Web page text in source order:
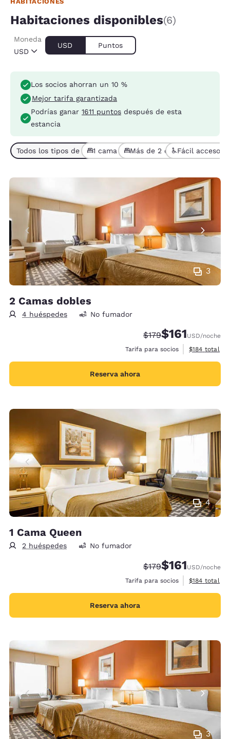
Habitaciones disponibles(6)
USD
Moneda
USD Puntos
Los socios ahorran un 10 %
Mejor tarifa garantizada
Podrías ganar 1611 puntos después de esta
estancia
Todos los tipos de habitaciones (6)
1 cama (3)Más de 2 camas (3)Fácil acceso (1)
3
2 Camas dobles
4 huéspedes No fumador
Tarifa tachada:
$179Tarifa reducida:
$161USD/noche
Tarifa para socios
Ver detalles
$184 total
Reserva ahora
4
1 Cama Queen
2 huéspedes No fumador
Tarifa tachada:
$179Tarifa reducida:
$161USD/noche
Tarifa para socios
Ver detalles
$184 total
Reserva ahora
3